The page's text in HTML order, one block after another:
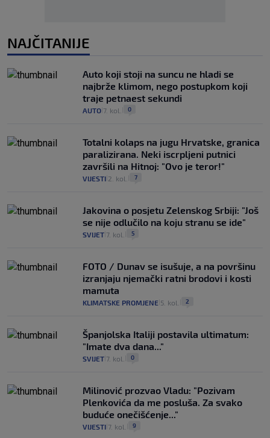
NAJČITANIJE
Auto koji stoji na suncu ne hladi se
najbrže klimom, nego postupkom koji
traje petnaest sekundi
AUTO 7. kol. 0
Totalni kolaps na jugu Hrvatske, granica
paralizirana. Neki iscrpljeni putnici
završili na Hitnoj: "Ovo je teror!"
VIJESTI 2. kol. 7
Jakovina o posjetu Zelenskog Srbiji: "Još
se nije odlučilo na koju stranu se ide"
SVIJET 7. kol. 5
FOTO / Dunav se isušuje, a na površinu
izranjaju njemački ratni brodovi i kosti
mamuta
KLIMATSKE PROMJENE 5. kol. 2
Španjolska Italiji postavila ultimatum:
"Imate dva dana..."
SVIJET 7. kol. 0
Milinović prozvao Vladu: "Pozivam
Plenkovića da me posluša. Za svako
buduće onečišćenje..."
VIJESTI 7. kol. 9